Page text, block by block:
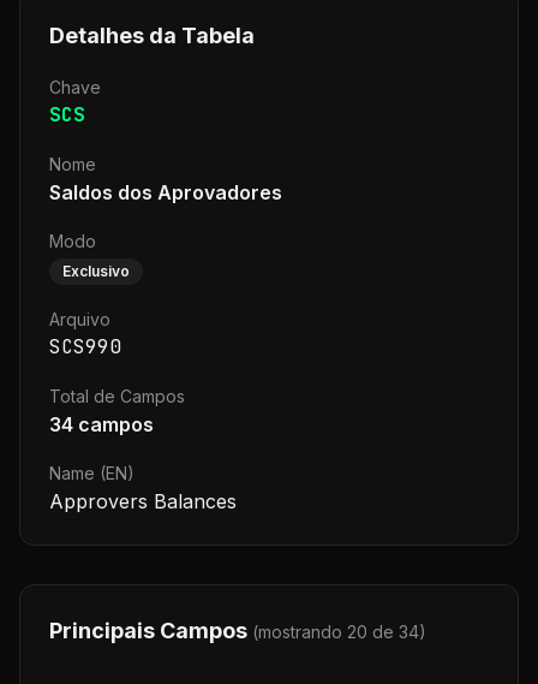
Detalhes da Tabela
Chave
SCS
Nome
Saldos dos Aprovadores
Modo
Exclusivo
Arquivo
SCS990
Total de Campos
34 campos
Name (EN)
Approvers Balances
Principais Campos (mostrando 20 de 34)